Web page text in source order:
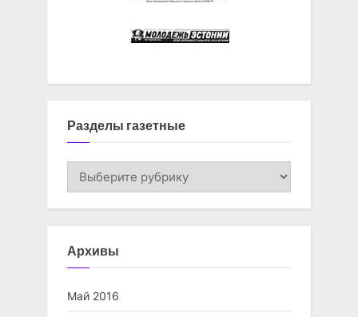
Разделы газетные
Разделы
Архивы
Май 2016